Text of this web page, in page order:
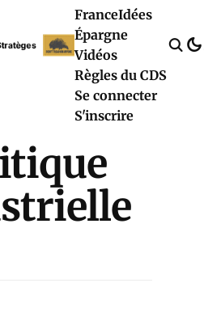
FranceIdées
Épargne
Vidéos
Règles du CDS
Se connecter
S'inscrire